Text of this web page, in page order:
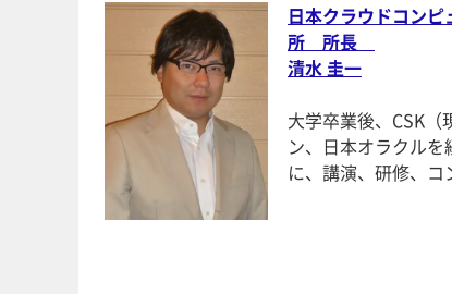
日本クラウドコン
所 所長
清水 圭一
大学卒業後、CSK（
ン、日本オラクル
に、講演、研修、コ